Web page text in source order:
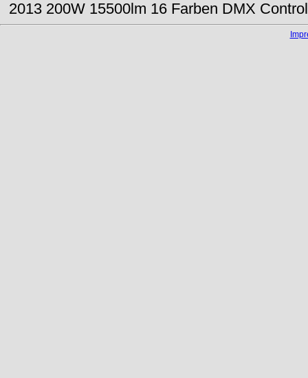
2013 200W 15500lm 16 Farben DMX